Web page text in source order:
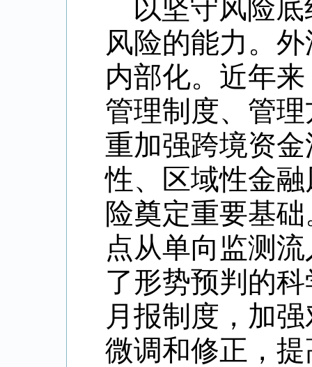
以坚守风险底
风险的能力。
内部化。近年
管理制度、管
重加强跨境资
性、区域性金
险奠定重要基
点从单向监测
了形势预判的
月报制度，加
微调和修正，